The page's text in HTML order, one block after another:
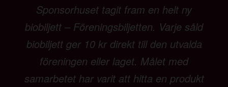
Sponsorhuset tagit fram en helt ny
biobiljett – Föreningsbiljetten. Varje såld
biobiljett ger 10 kr direkt till den utvalda
föreningen eller laget. Målet med
samarbetet har varit att hitta en produkt